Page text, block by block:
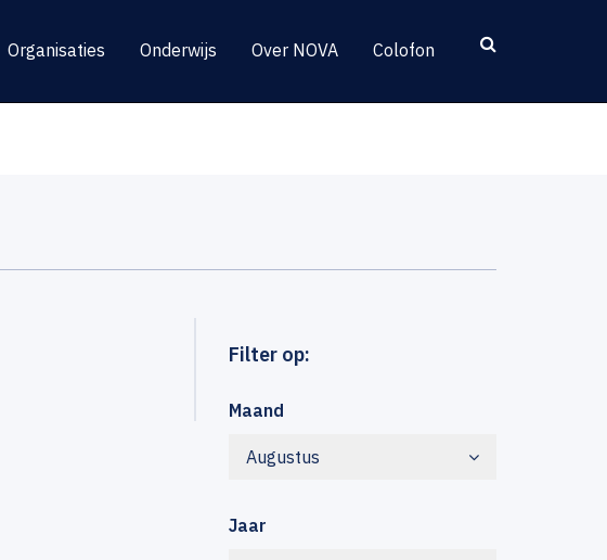
Organisaties Onderwijs Over NOVA Colofon
Filter op:
Maand
Augustus
Jaar